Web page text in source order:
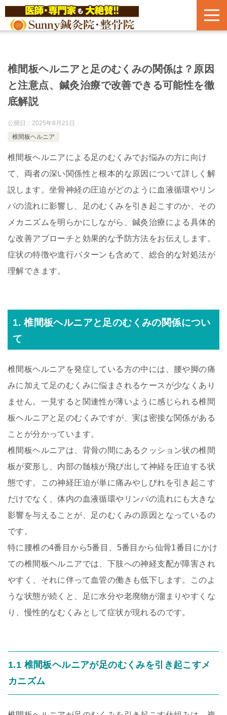
椎間板ヘルニアと足のむくみの関係は？原因
と注意点、鍼灸治療で改善できる可能性を徹
底解説
公開日： 2025年8月21日
椎間板ヘルニア
椎間板ヘルニアによる足のむくみでお悩みの方に向け
て、両者の深い関係性と根本的な原因について詳しく解
説します。坐骨神経の圧迫がどのように血液循環やリン
パの流れに影響し、足のむくみを引き起こすのか、その
メカニズムを明らかにしながら、鍼灸治療による具体的
な改善アプローチと効果的な予防方法をお伝えします。
症状の特徴や進行パターンも含めて、総合的な対処法が
理解できます。
1. 椎間板ヘルニアと足のむくみの関係につい
て
椎間板ヘルニアを発症している方の中には、腰や脚の痛
みに加えて足のむくみに悩まされるケースが少なくあり
ません。一見すると関連性が薄いように感じられる椎間
板ヘルニアと足のむくみですが、実は密接な関係がある
ことが分かっています。
椎間板ヘルニアは、背骨の間にあるクッション状の椎間
板が変形し、内部の髄核が飛び出して神経を圧迫する状
態です。この神経圧迫が単に痛みやしびれを引き起こす
だけでなく、体内の血液循環やリンパの流れにも大きな
影響を与えることが、足のむくみの原因となっているの
です。
特に腰椎の4番目から5番目、5番目から仙骨1番目にかけ
ての椎間板ヘルニアでは、下肢への神経支配が障害され
やすく、それに伴って血管の働きも低下します。このよ
うな状態が続くと、足に水分や老廃物が溜まりやすくな
り、慢性的なむくみとして症状が現れるのです。
1.1 椎間板ヘルニアが足のむくみを引き起こすメ
カニズム